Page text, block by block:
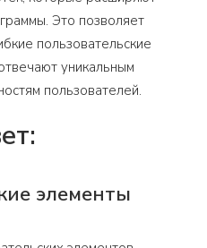
Это позволяет
пользовательские
уникальным
пользователей.
элементы